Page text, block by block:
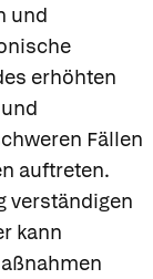
und
erhöhten
Fällen
auftreten.
verständigen
kann